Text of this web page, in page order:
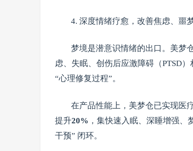
4. 深度情绪疗愈，改善焦虑、噩
梦境是潜意识情绪的出口。美梦
虑、失眠、创伤后应激障碍（PTSD
“心理修复过程”。
在产品性能上，美梦仓已实现医
提升20% ，集快速入眠、深睡增强
干预” 闭环。